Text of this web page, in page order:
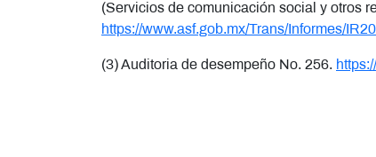
(Servicios de comunicación social y otros
https://www.asf.gob.mx/Trans/Informes/
(3) Auditoria de desempeño No. 256.